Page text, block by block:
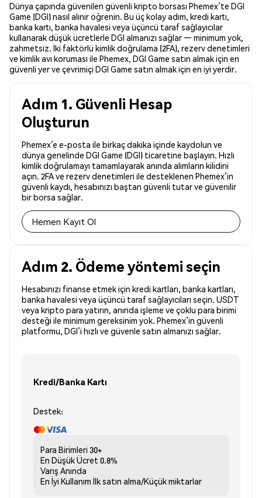
Dünya çapında güvenilen güvenli kripto borsası Phemex’te DGI
Game (DGI) nasıl alınır öğrenin. Bu üç kolay adım, kredi kartı,
banka kartı, banka havalesi veya üçüncü taraf sağlayıcılar
kullanarak düşük ücretlerle DGI almanızı sağlar — minimum yok,
zahmetsiz. İki faktörlü kimlik doğrulama (2FA), rezerv denetimleri
ve kimlik avı koruması ile Phemex, DGI Game satın almak için en
güvenli yer ve çevrimiçi DGI Game satın almak için en iyi yerdir.
Adım 1. Güvenli Hesap
Oluşturun
Phemex’e e-posta ile birkaç dakika içinde kaydolun ve
dünya genelinde DGI Game (DGI) ticaretine başlayın. Hızlı
kimlik doğrulamayı tamamlayarak anında alımların kilidini
açın. 2FA ve rezerv denetimleri ile desteklenen Phemex’in
güvenli kaydı, hesabınızı baştan güvenli tutar ve güvenilir
bir borsa sağlar.
Hemen Kayıt Ol
Adım 2. Ödeme yöntemi seçin
Hesabınızı finanse etmek için kredi kartları, banka kartları,
banka havalesi veya üçüncü taraf sağlayıcıları seçin. USDT
veya kripto para yatırın, anında işleme ve çoklu para birimi
desteği ile minimum gereksinim yok. Phemex’in güvenli
platformu, DGI’i hızlı ve güvenle satın almanızı sağlar.
Kredi/Banka Kartı
Destek:
Para Birimleri 30+
En Düşük Ücret 0.8%
Varış Anında
En İyi Kullanım İlk satın alma/Küçük miktarlar